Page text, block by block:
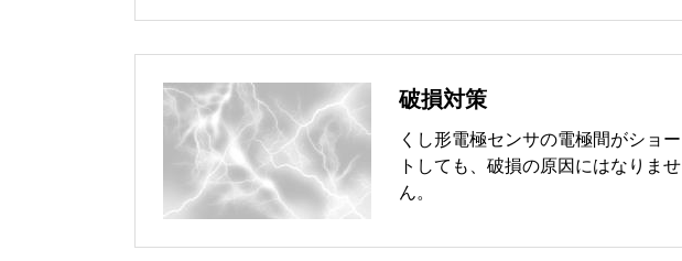
破損対策
くし形電極センサの電極間がショー
トしても、破損の原因にはなりませ
ん。